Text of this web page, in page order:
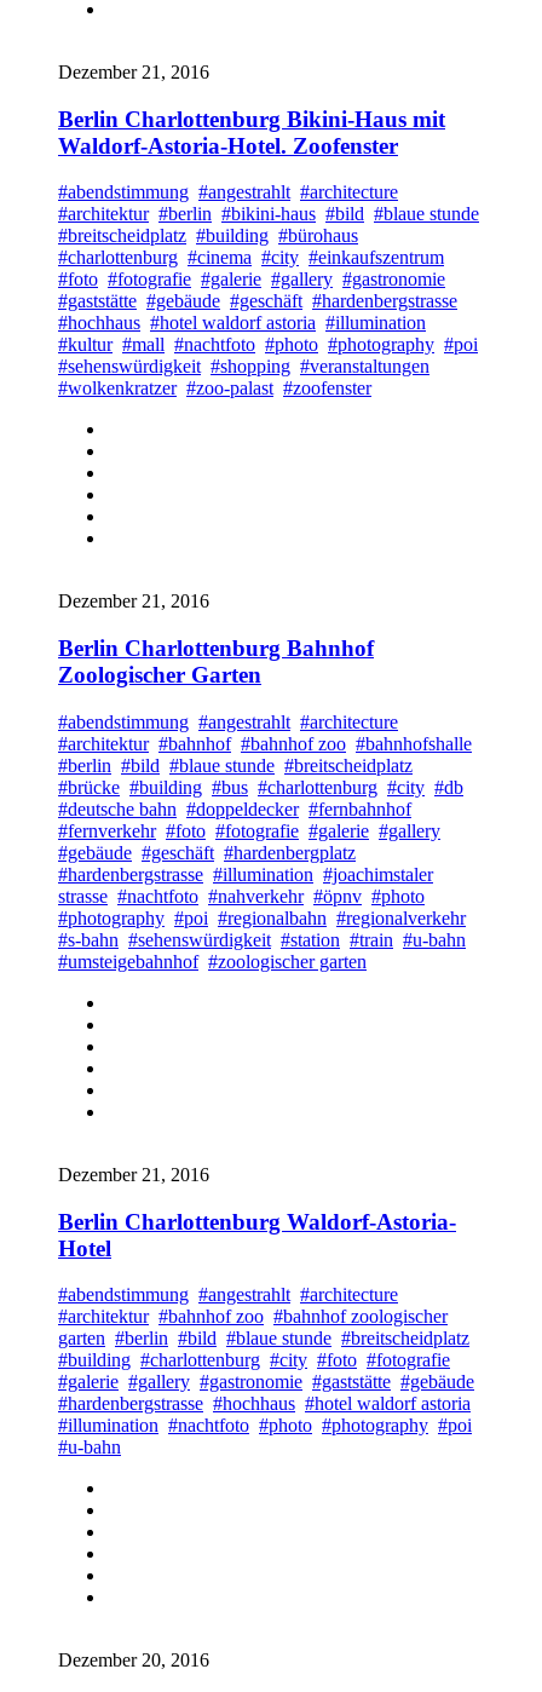
Dezember 21, 2016
Berlin Charlottenburg Bikini-Haus mit
Waldorf-Astoria-Hotel. Zoofenster
#abendstimmung #angestrahlt #architecture
#architektur #berlin #bikini-haus #bild #blaue stunde
#breitscheidplatz #building #bürohaus
#charlottenburg #cinema #city #einkaufszentrum
#foto #fotografie #galerie #gallery #gastronomie
#gaststätte #gebäude #geschäft #hardenbergstrasse
#hochhaus #hotel waldorf astoria #illumination
#kultur #mall #nachtfoto #photo #photography #poi
#sehenswürdigkeit #shopping #veranstaltungen
#wolkenkratzer #zoo-palast #zoofenster
Dezember 21, 2016
Berlin Charlottenburg Bahnhof
Zoologischer Garten
#abendstimmung #angestrahlt #architecture
#architektur #bahnhof #bahnhof zoo #bahnhofshalle
#berlin #bild #blaue stunde #breitscheidplatz
#brücke #building #bus #charlottenburg #city #db
#deutsche bahn #doppeldecker #fernbahnhof
#fernverkehr #foto #fotografie #galerie #gallery
#gebäude #geschäft #hardenbergplatz
#hardenbergstrasse #illumination #joachimstaler
strasse #nachtfoto #nahverkehr #öpnv #photo
#photography #poi #regionalbahn #regionalverkehr
#s-bahn #sehenswürdigkeit #station #train #u-bahn
#umsteigebahnhof #zoologischer garten
Dezember 21, 2016
Berlin Charlottenburg Waldorf-Astoria-
Hotel
#abendstimmung #angestrahlt #architecture
#architektur #bahnhof zoo #bahnhof zoologischer
garten #berlin #bild #blaue stunde #breitscheidplatz
#building #charlottenburg #city #foto #fotografie
#galerie #gallery #gastronomie #gaststätte #gebäude
#hardenbergstrasse #hochhaus #hotel waldorf astoria
#illumination #nachtfoto #photo #photography #poi
#u-bahn
Dezember 20, 2016